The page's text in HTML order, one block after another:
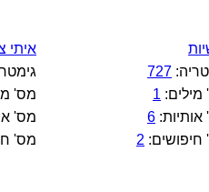
727
1
6
2
איתי
מס'
מס'
מס'